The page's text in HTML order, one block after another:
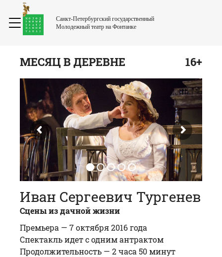
Санкт-Петербургский государственный
Молодежный театр на Фонтанке
МЕСЯЦ В ДЕРЕВНЕ 16+
Иван Сергеевич Тургенев
Сцены из дачной жизни
Премьера — 7 октября 2016 года
Спектакль идет с одним антрактом
Продолжительность — 2 часа 50 минут